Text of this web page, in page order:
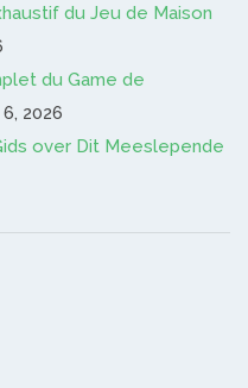
du Jeu de Maison
du Game de
2026
over Dit Meeslepende